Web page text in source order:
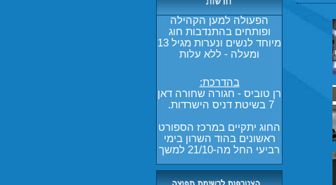
ופותחים בהתנדבות חוג
מיוחד לנשים ונערות מגיל 13
ומעלה - ללא עלות
בהדרכת:
החוג יתקיים במרכז הספורט
ראשונים בהוד השרון בימי
רביעי החל מה-21/10 למשך
4 שבועות